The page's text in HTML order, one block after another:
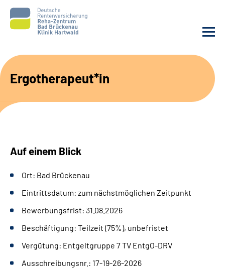
Karriere
Sozialdienste & Zuweisende
Suche
Leichte Sprache
Gebärdensprache
Ergotherapeut*in
Auf einem Blick
Ort: Bad Brückenau
Eintrittsdatum: zum nächstmöglichen Zeitpunkt
Bewerbungsfrist: 31.08.2026
Beschäftigung: Teilzeit (75%), unbefristet
Vergütung: Entgeltgruppe 7 TV EntgO-DRV
Ausschreibungsnr.: 17-19-26-2026